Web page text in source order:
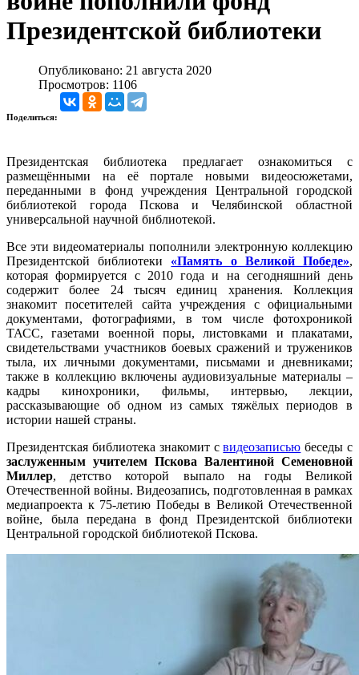
Президентской библиотеки
Опубликовано: 21 августа 2020
Просмотров: 1106
Поделиться:
Президентская библиотека предлагает ознакомиться с
размещёнными на её портале новыми видеосюжетами,
переданными в фонд учреждения Центральной городской
библиотекой города Пскова и Челябинской областной
универсальной научной библиотекой.
Все эти видеоматериалы пополнили электронную коллекцию
Президентской библиотеки «Память о Великой Победе»,
которая формируется с 2010 года и на сегодняшний день
содержит более 24 тысяч единиц хранения. Коллекция
знакомит посетителей сайта учреждения с официальными
документами, фотографиями, в том числе фотохроникой
ТАСС, газетами военной поры, листовками и плакатами,
свидетельствами участников боевых сражений и тружеников
тыла, их личными документами, письмами и дневниками;
также в коллекцию включены аудиовизуальные материалы –
кадры кинохроники, фильмы, интервью, лекции,
рассказывающие об одном из самых тяжёлых периодов в
истории нашей страны.
Президентская библиотека знакомит свидеозаписью беседы с
заслуженным учителем Пскова Валентиной Семеновной
Миллер, детство которой выпало на годы Великой
Отечественной войны. Видеозапись, подготовленная в рамках
медиапроекта к 75-летию Победы в Великой Отечественной
войне, была передана в фонд Президентской библиотеки
Центральной городской библиотекой Пскова.